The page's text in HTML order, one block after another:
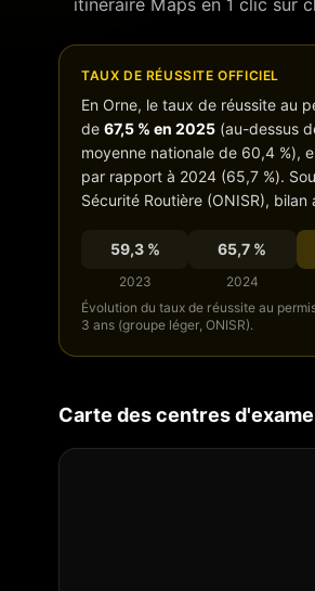
itinéraire Maps en 1 clic sur
TAUX DE RÉUSSITE OFFICIEL
En Orne, le taux de réussite au
de 67,5 % en 2025 (au-dessus
moyenne nationale de 60,4 %),
par rapport à 2024 (65,7 %).
Sécurité Routière (ONISR), bilan
59,3%
2023
65,7 %
2024
Évolution du taux de réussite au
3 ans (groupe léger, ONISR).
Carte des centres